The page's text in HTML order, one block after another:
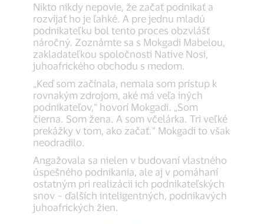
Nikto nikdy nepovie, že začať podnikať a
rozvíjať ho je ľahké. A pre jednu mladú
podnikateľku bol tento proces obzvlášť
náročný. Zoznámte sa s Mokgadi Mabelou,
zakladateľkou spoločnosti Native Nosi,
juhoafrického obchodu s medom.
„Keď som začínala, nemala som prístup k
rovnakým zdrojom, aké má veľa iných
podnikateľov,“ hovorí Mokgadi. „Som
čierna. Som žena. A som včelárka. Tri veľké
prekážky v tom, ako začať.“ Mokgadi to však
neodradilo.
Angažovala sa nielen v budovaní vlastného
úspešného podnikania, ale aj v pomáhaní
ostatným pri realizácii ich podnikateľských
snov – ďalších inteligentných, podnikavých
juhoafrických žien.